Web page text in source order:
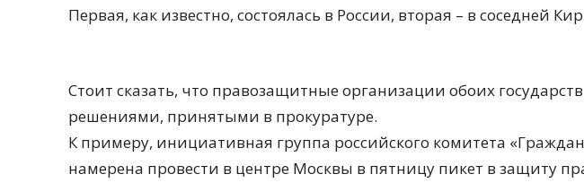
Первая, как известно, состоялась в России, вторая – в соседней
Стоит сказать, что правозащитные организации обоих
решениями, принятыми в прокуратуре.
К примеру, инициативная группа российского комитета
намерена провести в центре Москвы в пятницу пикет в защиту